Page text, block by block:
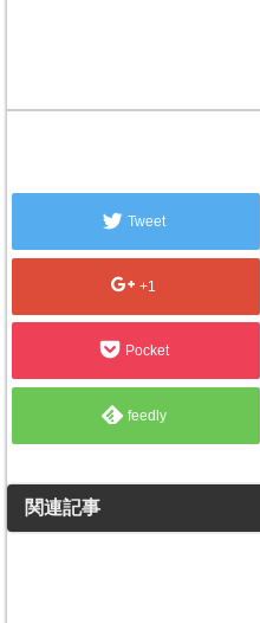
Tweet
+1
Pocket
feedly
関連記事